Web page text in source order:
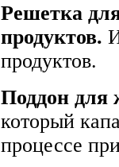
Решетка
продуктов.
продуктов.
Поддон для
который
процессе